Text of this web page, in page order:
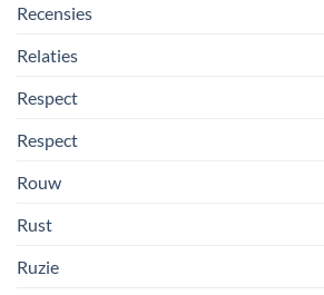
Recensies
Relaties
Respect
Respect
Rouw
Rust
Ruzie